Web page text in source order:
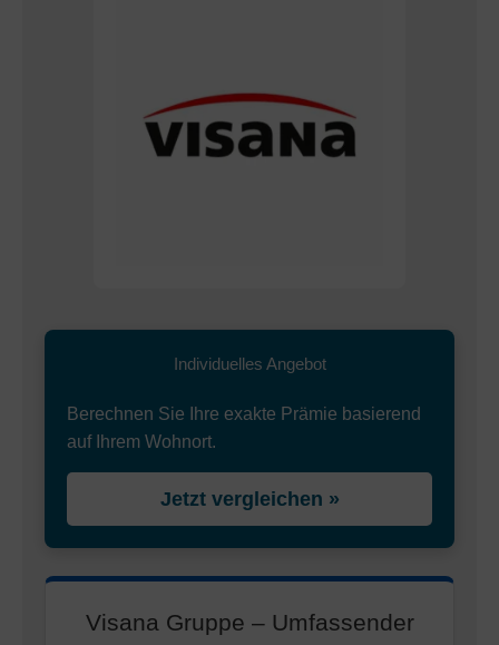
Individuelles Angebot
Berechnen Sie Ihre exakte Prämie basierend
auf Ihrem Wohnort.
Jetzt vergleichen »
Visana Gruppe – Umfassender